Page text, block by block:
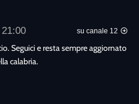
su canale 12
Seguici e resta sempre aggiornato
calabria.